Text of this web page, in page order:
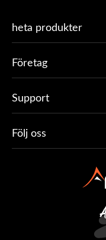
heta produkter
Företag
Support
Följ oss